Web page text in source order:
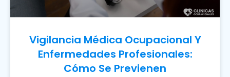
Vigilancia Médica Ocupacional Y
Enfermedades Profesionales:
Cómo Se Previenen